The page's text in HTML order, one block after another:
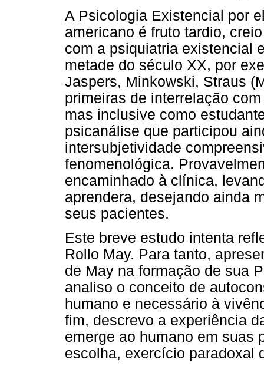
A Psicologia Existencial por
americano é fruto tardio,
com a psiquiatria existencial
metade do século XX, por
Jaspers, Minkowski, Straus
primeiras de interrelação
mas inclusive como
psicanálise que participou
intersubjetividade
fenomenológica.
encaminhado à clínica,
aprendera, desejando ainda
seus pacientes.
Este breve estudo intenta
Rollo May. Para tanto,
de May na formação de sua
analiso o conceito de
humano e necessário à
fim, descrevo a experiência
emerge ao humano em suas
escolha, exercício paradoxal